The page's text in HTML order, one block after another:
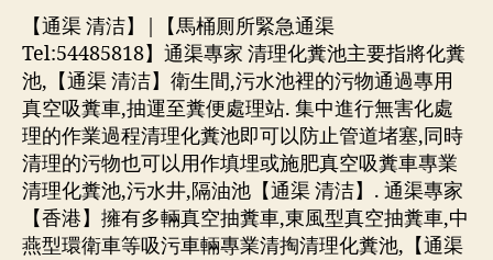
【通渠 清洁】|【馬桶厠所緊急通渠
Tel:54485818】通渠專家 清理化糞池主要指將化糞
池,【通渠 清洁】衛生間,污水池裡的污物通過專用
真空吸糞車,抽運至糞便處理站. 集中進行無害化處
理的作業過程清理化糞池即可以防止管道堵塞,同時
清理的污物也可以用作填埋或施肥真空吸糞車專業
清理化糞池,污水井,隔油池【通渠 清洁】. 通渠專家
【香港】擁有多輛真空抽糞車,東風型真空抽糞車,中
燕型環衛車等吸污車輛專業清掏清理化糞池,【通渠